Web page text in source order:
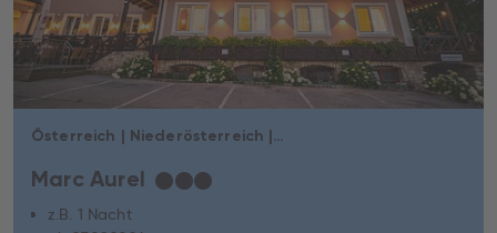
Österreich | Niederösterreich | Petronell-Carnuntum
Marc Aurel ★★★
z.B. 1 Nacht